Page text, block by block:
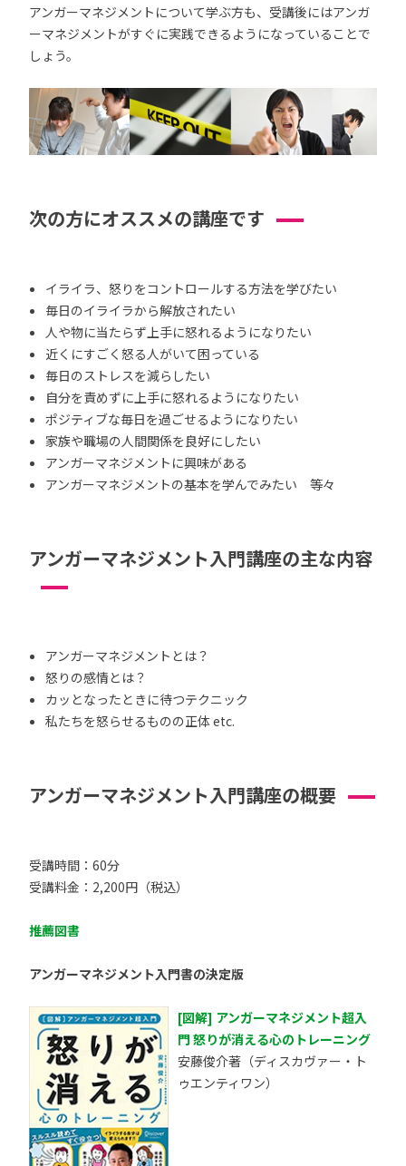
アンガーマネジメントについて学ぶ方も、受講後にはアンガ
ーマネジメントがすぐに実践できるようになっていることで
しょう。
次の方にオススメの講座です
イライラ、怒りをコントロールする方法を学びたい
毎日のイライラから解放されたい
人や物に当たらず上手に怒れるようになりたい
近くにすごく怒る人がいて困っている
毎日のストレスを減らしたい
自分を責めずに上手に怒れるようになりたい
ポジティブな毎日を過ごせるようになりたい
家族や職場の人間関係を良好にしたい
アンガーマネジメントに興味がある
アンガーマネジメントの基本を学んでみたい 等々
アンガーマネジメント入門講座の主な内容
アンガーマネジメントとは？
怒りの感情とは？
カッとなったときに待つテクニック
私たちを怒らせるものの正体 etc.
アンガーマネジメント入門講座の概要
受講時間：60分
受講料金：2,200円（税込）
推薦図書
アンガーマネジメント入門書の決定版
[図解] アンガーマネジメント超入
門 怒りが消える心のトレーニング
安藤俊介著（ディスカヴァー・ト
ゥエンティワン）